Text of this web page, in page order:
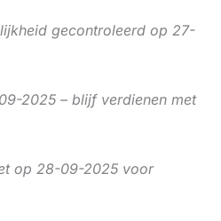
gecontroleerd op 27-
2025 – blijf verdienen met
op 28-09-2025 voor